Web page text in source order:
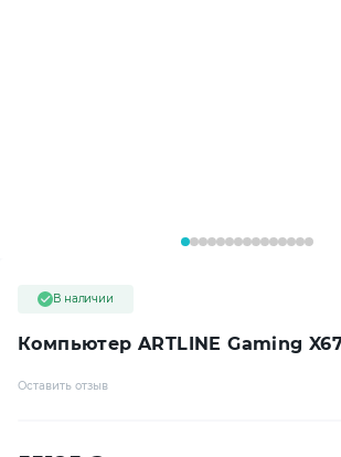
Компьютер ARTLINE Gaming
В наличии
Оставить отзыв